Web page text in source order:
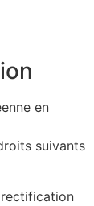
en
suivants
rectification